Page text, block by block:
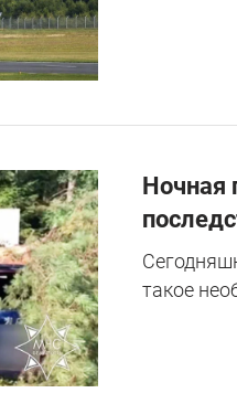
Ночная
такое